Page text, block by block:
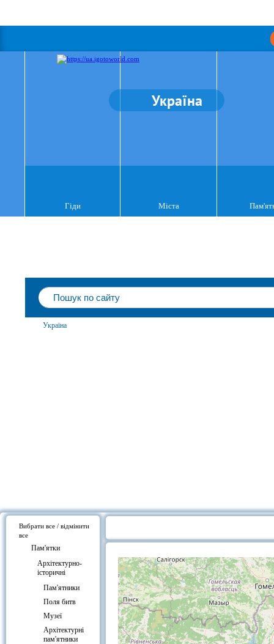
Україна
Гіди Міста
Україна
Вибрати все / відмінити
все
Пам'ятки
Архітектурно-
історичні
Пам'ятники
Поля битв
Музеї
Архітектурні
пам'ятники